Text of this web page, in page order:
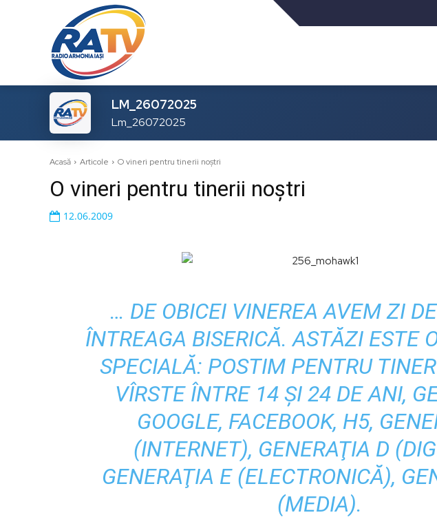
LM_26072025
Lm_26072025
Acasă Articole O vineri pentru tinerii noştri
O vineri pentru tinerii noştri
12.06.2009
… DE OBICEI VINEREA AVEM ZI
ÎNTREAGA BISERICĂ. ASTĂZI ESTE
SPECIALĂ: POSTIM PENTRU
VÎRSTE ÎNTRE 14 ŞI 24 DE ANI,
GOOGLE, FACEBOOK, H5,
(INTERNET), GENERAŢIA D
GENERAŢIA E (ELECTRONICĂ),
(MEDIA).